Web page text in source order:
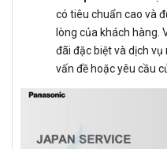
có tiêu chuẩn cao và
lòng của khách hàng.
đãi đặc biệt và dịch
vấn đề hoặc yêu cầu